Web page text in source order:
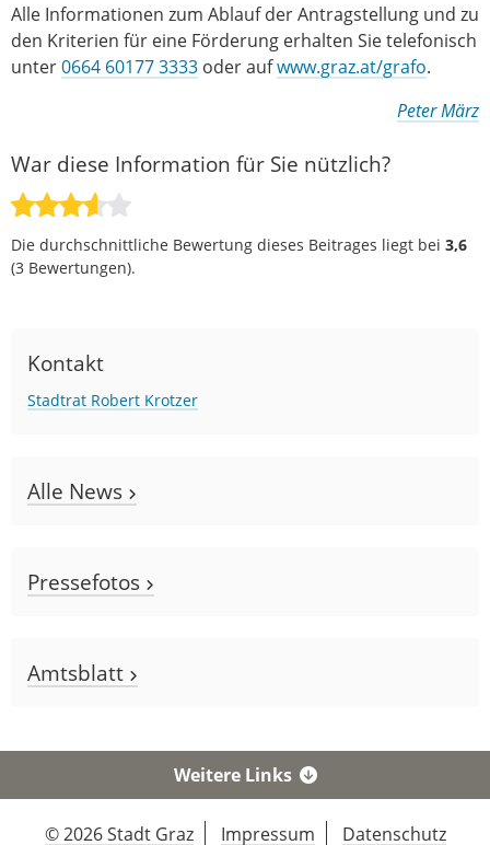
Alle Informationen zum Ablauf der Antragstellung und zu
den Kriterien für eine Förderung erhalten Sie telefonisch
unter0664 60177 3333 oder aufwww.graz.at/grafo.
Peter März
War diese Information für Sie nützlich?
Die durchschnittliche Bewertung dieses Beitrages liegt bei 3,6
(3 Bewertungen).
Kontakt
Stadtrat Robert Krotzer
Alle News
Pressefotos
Amtsblatt
Weitere Links
© 2026 Stadt Graz Impressum Datenschutz